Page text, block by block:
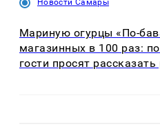
Новости Самары
Мариную огурцы «По-
магазинных в 100 раз:
гости просят рассказать